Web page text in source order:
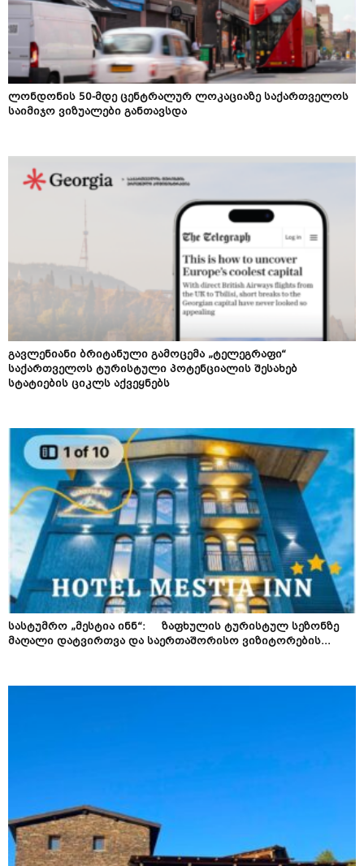
ლონდონის 50-მდე ცენტრალურ ლოკაციაზე საქართველოს
საიმიჯო ვიზუალები განთავსდა
გავლენიანი ბრიტანული გამოცემა „ტელეგრაფი“
საქართველოს ტურისტული პოტენციალის შესახებ
სტატიების ციკლს აქვეყნებს
სასტუმრო „მესტია ინნ“: ზაფხულის ტურისტულ სეზონზე
მაღალი დატვირთვა და საერთაშორისო ვიზიტორების...